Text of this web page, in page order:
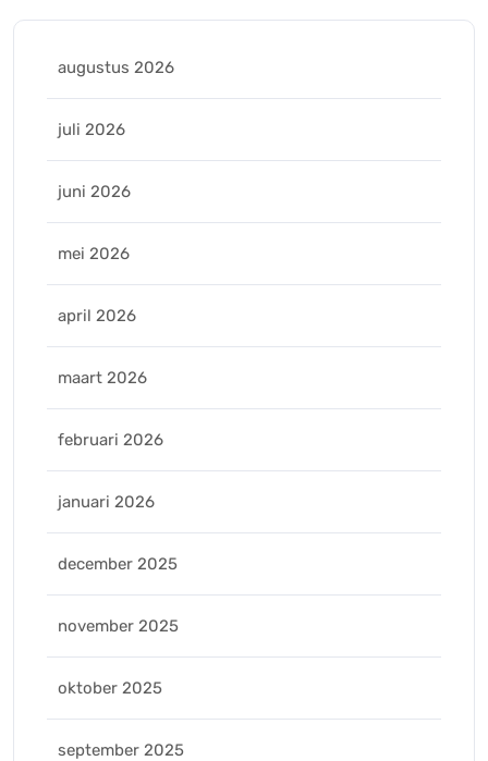
augustus 2026
juli 2026
juni 2026
mei 2026
april 2026
maart 2026
februari 2026
januari 2026
december 2025
november 2025
oktober 2025
september 2025